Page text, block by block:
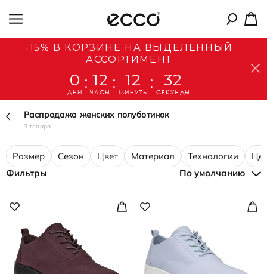
-15% В КОРЗИНЕ НА ВЫДЕЛЕННЫЙ
АССОРТИМЕНТ
0
ДНИ
: 12
ЧАСЫ
: 12
МИНУТЫ
: 32
СЕКУНДЫ
Распродажа женских полуботинок
3 товара
Размер Сезон Цвет Материал Технологии
Фильтры
По умолчанию